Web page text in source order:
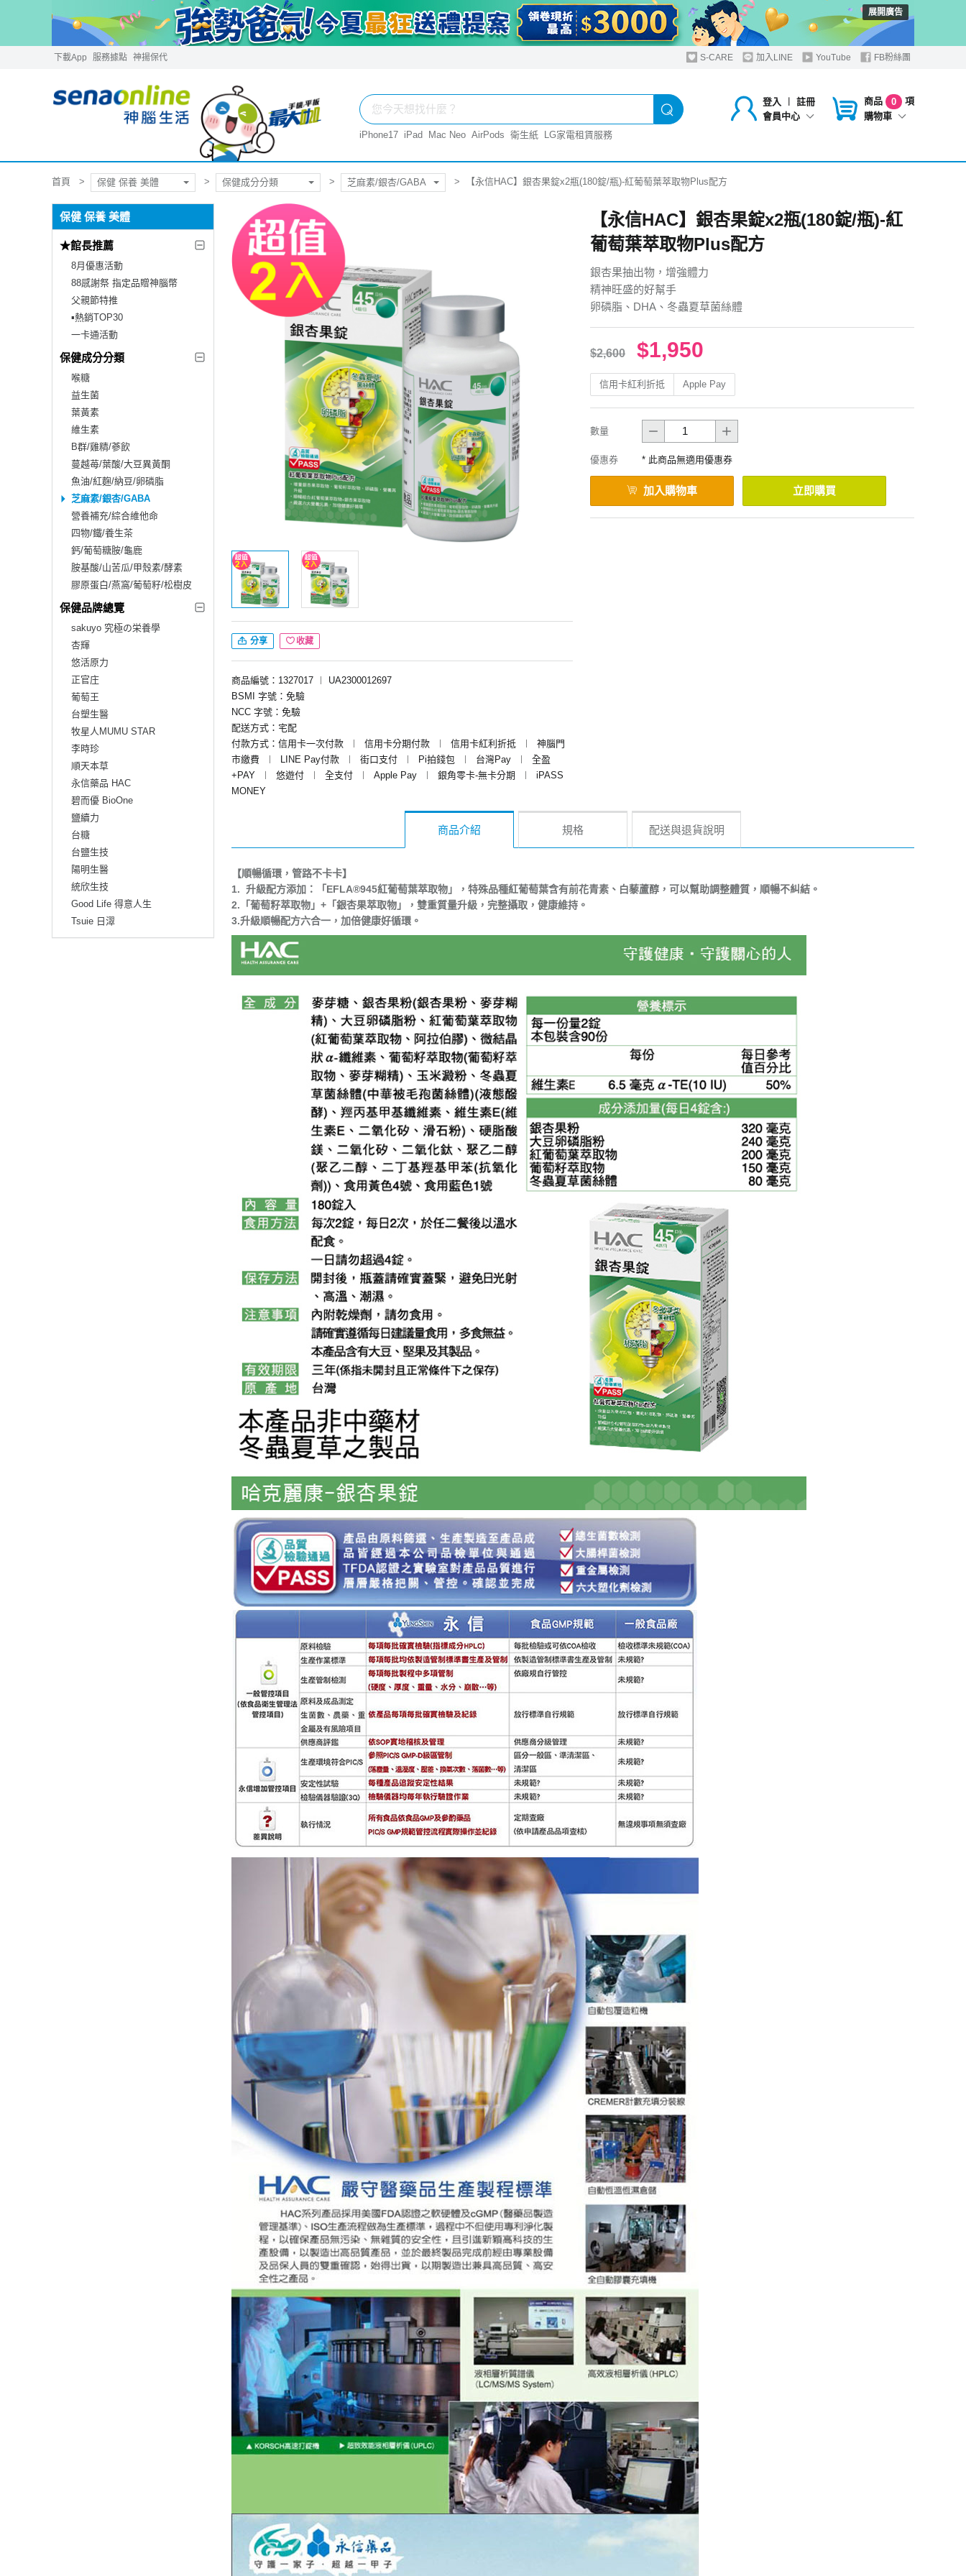
展開廣告
下載App 服務據點 神揚保代 S-CARE 加入LINE YouTube FB粉絲團
登入 ︱
註冊
會員中心
商品 0
項
購物車
iPhone17 iPad Mac Neo AirPods 衛生紙 LG家電租賃服務
首頁 保健 保養 美體 保健成分分類 芝麻素/銀杏/GABA 【永信HAC】銀杏果錠x2瓶(180錠/瓶)-紅葡萄葉萃取物Plus配方
保健 保養 美體
★館長推薦
8月優惠活動
88感謝祭 指定品贈神腦幣
父親節特推
▪︎熱銷TOP30
一卡通活動
保健成分分類
喉糖
益生菌
葉黃素
維生素
B群/雞精/蔘飲
蔓越苺/葉酸/大豆異黃酮
魚油/紅麴/納豆/卵磷脂
芝麻素/銀杏/GABA
營養補充/綜合維他命
四物/鐵/養生茶
鈣/葡萄糖胺/龜鹿
胺基酸/山苦瓜/甲殼素/酵素
膠原蛋白/燕窩/葡萄籽/松樹皮
保健品牌總覽
sakuyo 究極の栄養學
杏輝
悠活原力
正官庄
葡萄王
台塑生醫
牧星人MUMU STAR
李時珍
順天本草
永信藥品 HAC
碧而優 BioOne
鹽續力
台糖
台鹽生技
陽明生醫
統欣生技
Good Life 得意人生
Tsuie 日濢
分享 收藏
商品編號：1327017 ︱
UA2300012697
BSMI 字號：免驗
NCC 字號：免驗
配送方式：宅配
付款方式：信用卡一次付款
︱ 信用卡分期付款 ︱ 信用卡紅利折抵 ︱
神腦門
市繳費
︱ LINE Pay付款 ︱ 街口支付 ︱ Pi拍錢包 ︱ 台灣Pay ︱
全盈
+PAY
︱ 悠遊付 ︱ 全支付 ︱ Apple Pay ︱ 銀角零卡-無卡分期 ︱
iPASS
MONEY
【永信HAC】銀杏果錠x2瓶(180錠/瓶)-紅
葡萄葉萃取物Plus配方
銀杏果抽出物，增強體力
精神旺盛的好幫手
卵磷脂、DHA、冬蟲夏草菌絲體
$2,600 $1,950
信用卡紅利折抵 Apple Pay
數量
優惠券 * 此商品無適用優惠券
加入購物車 立即購買
商品介紹 規格 配送與退貨說明
【順暢循環，管路不卡卡】
1. 升級配方添加：「EFLA®945紅葡萄葉萃取物」，特殊品種紅葡萄葉含有前花青素、白藜蘆醇，可以幫助調整體質，順暢不糾結。
2.「葡萄籽萃取物」+「銀杏果萃取物」，雙重質量升級，完整攝取，健康維持。
3.升級順暢配方六合一，加倍健康好循環。